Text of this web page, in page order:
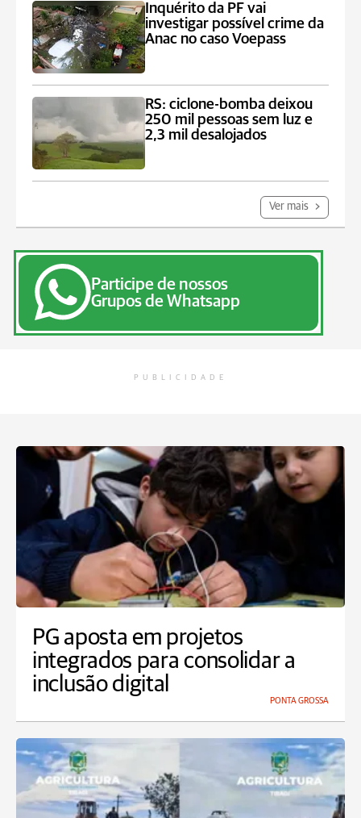
Inquérito da PF vai
investigar possível crime da
Anac no caso Voepass
RS: ciclone-bomba deixou
250 mil pessoas sem luz e
2,3 mil desalojados
Ver mais
Participe de nossos
Grupos de Whatsapp
PUBLICIDADE
PG aposta em projetos
integrados para consolidar a
inclusão digital
PONTA GROSSA